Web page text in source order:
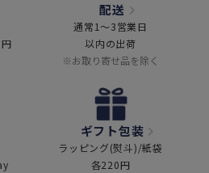
配送
通常1～3営業日
以内の出荷
※お取り寄せ品を除く
ギフト包装
ラッピング(熨斗)/紙袋
各220円